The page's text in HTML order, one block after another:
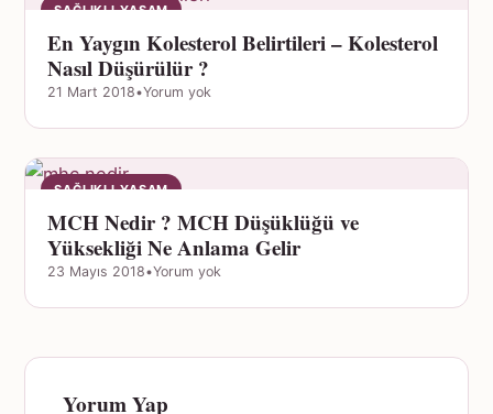
SAĞLIKLI YAŞAM
En Yaygın Kolesterol Belirtileri – Kolesterol
Nasıl Düşürülür ?
21 Mart 2018•Yorum yok
SAĞLIKLI YAŞAM
MCH Nedir ? MCH Düşüklüğü ve
Yüksekliği Ne Anlama Gelir
23 Mayıs 2018•Yorum yok
Yorum Yap